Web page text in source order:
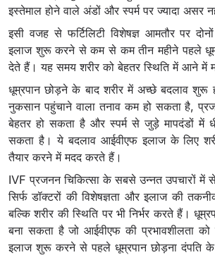
इस्तेमाल होने वाले अंडों और स्पर्म पर ज्यादा असर
इसी वजह से फर्टिलिटी विशेषज्ञ आमतौर पर
इलाज शुरू करने से कम से कम तीन महीने पहले
देते हैं। यह समय शरीर को बेहतर स्थिति में आने में
धूम्रपान छोड़ने के बाद शरीर में अच्छे बदलाव शुरू
नुकसान पहुंचाने वाला तनाव कम हो सकता है,
बेहतर हो सकता है और स्पर्म से जुड़े मापदंडों में
सकता है। ये बदलाव आईवीएफ इलाज के लिए
तैयार करने में मदद करते हैं।
IVF प्रजनन चिकित्सा के सबसे उन्नत उपचारों में
सिर्फ डॉक्टरों की विशेषज्ञता और इलाज की
बल्कि शरीर की स्थिति पर भी निर्भर करते हैं।
बना सकता है जो आईवीएफ की प्रभावशीलता
इलाज शुरू करने से पहले धूम्रपान छोड़ना दंपति